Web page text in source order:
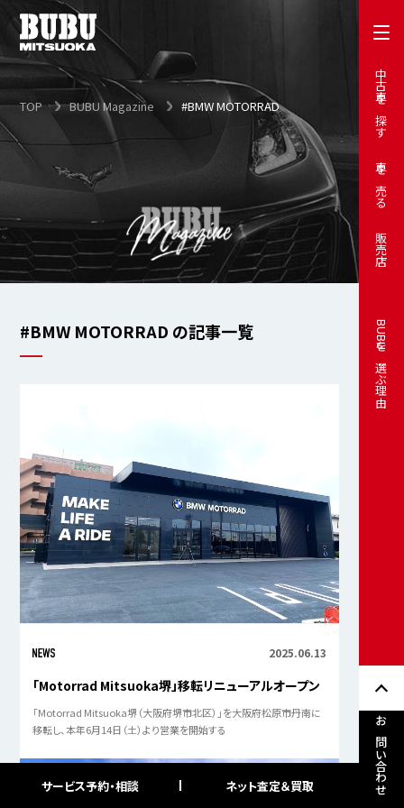
中古車を探す
車を売る
販売店
BUBUを選ぶ理由
お問い合わせ
TOP BUBU Magazine #BMW MOTORRAD
#BMW MOTORRAD の記事一覧
2025.06.13
「Motorrad Mitsuoka堺」移転リニューアルオープン
「Motorrad Mitsuoka堺（大阪府堺市北区）」を大阪府松原市丹南に
移転し、本年6月14日（土）より営業を開始する
サービス予約・相談 ネット査定＆買取